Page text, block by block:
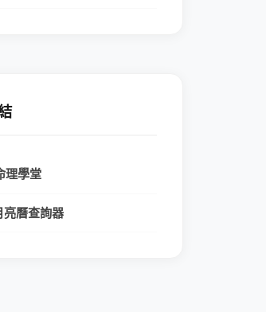
理學堂
亮曆查詢器